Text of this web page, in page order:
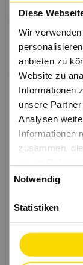
Diese
Wir
anbieten zu
Website zu
Informationen
unsere
Analysen
Informationen
zusammen,
haben.
Notwendig
Statistiken